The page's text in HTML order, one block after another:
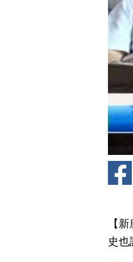
【
史也